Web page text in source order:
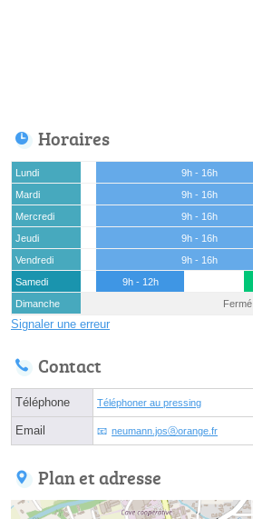
Horaires
Lundi
9h - 16h
Mardi
9h - 16h
Mercredi
9h - 16h
Jeudi
9h - 16h
Vendredi
9h - 16h
Samedi
9h - 12h
Dimanche
Fermé
Signaler une erreur
Contact
Téléphone Téléphoner au pressing
Email neumann.josⓐorange.fr
Plan et adresse